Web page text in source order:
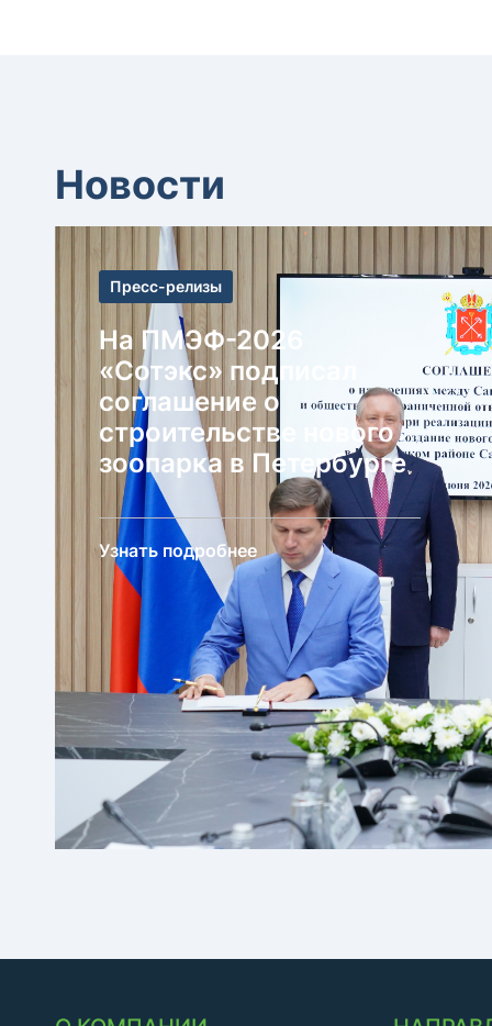
Новости
Пресс-релизы
На ПМЭФ-2026
«Сотэкс» подписал
соглашение о
строительстве нового
зоопарка в Петербурге
Узнать подробнее